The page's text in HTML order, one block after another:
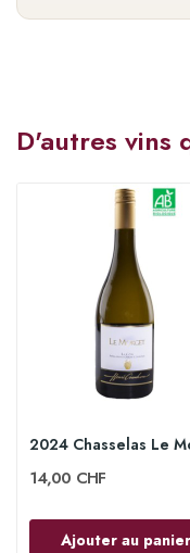
D'autres vins
14,00 CHF
Ajouter au panier